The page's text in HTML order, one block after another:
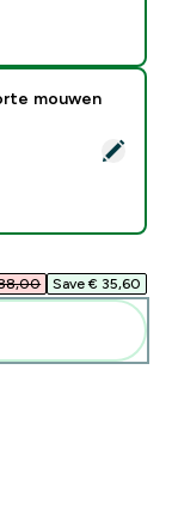
met korte
mouwen
Save € 35,60‎